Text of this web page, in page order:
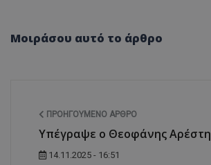
Μοιράσου αυτό το άρθρο
ΠΡΟΗΓΟΎΜΕΝΟ ΆΡΘΡΟ
Yπέγραψε ο Θεοφάνης Αρέστη
14.11.2025 - 16:51